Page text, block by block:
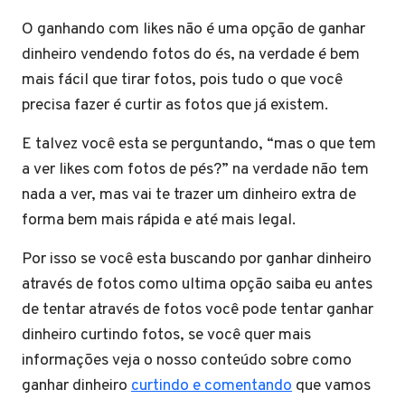
O ganhando com likes não é uma opção de ganhar
dinheiro vendendo fotos do és, na verdade é bem
mais fácil que tirar fotos, pois tudo o que você
precisa fazer é curtir as fotos que já existem.
E talvez você esta se perguntando, “mas o que tem
a ver likes com fotos de pés?” na verdade não tem
nada a ver, mas vai te trazer um dinheiro extra de
forma bem mais rápida e até mais legal.
Por isso se você esta buscando por ganhar dinheiro
através de fotos como ultima opção saiba eu antes
de tentar através de fotos você pode tentar ganhar
dinheiro curtindo fotos, se você quer mais
informações veja o nosso conteúdo sobre como
ganhar dinheiro curtindo e comentando que vamos